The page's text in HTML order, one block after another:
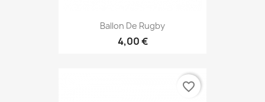
Ballon De Rugby
4,00 €
favorite_border